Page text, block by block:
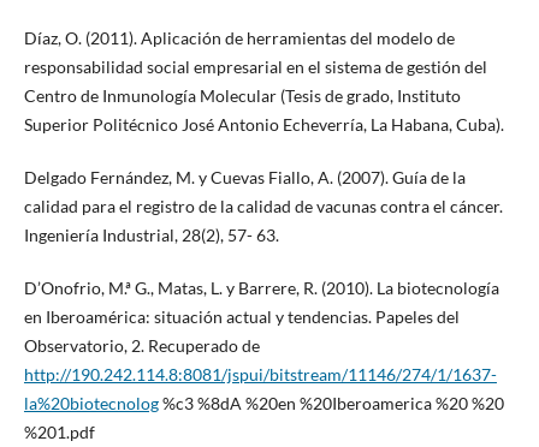
Díaz, O. (2011). Aplicación de herramientas del modelo de
responsabilidad social empresarial en el sistema de gestión del
Centro de Inmunología Molecular (Tesis de grado, Instituto
Superior Politécnico José Antonio Echeverría, La Habana, Cuba).
Delgado Fernández, M. y Cuevas Fiallo, A. (2007). Guía de la
calidad para el registro de la calidad de vacunas contra el cáncer.
Ingeniería Industrial, 28(2), 57- 63.
D’Onofrio, M.ª G., Matas, L. y Barrere, R. (2010). La biotecnología
en Iberoamérica: situación actual y tendencias. Papeles del
Observatorio, 2. Recuperado de
http://190.242.114.8:8081/jspui/bitstream/11146/274/1/1637-
la%20biotecnolog%c3 %8dA %20en %20Iberoamerica %20 %20
%201.pdf